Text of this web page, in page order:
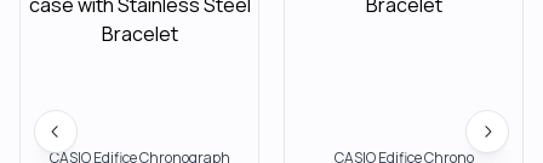
CASIO Edifice Chronograph
CASIO Edifice Chrono